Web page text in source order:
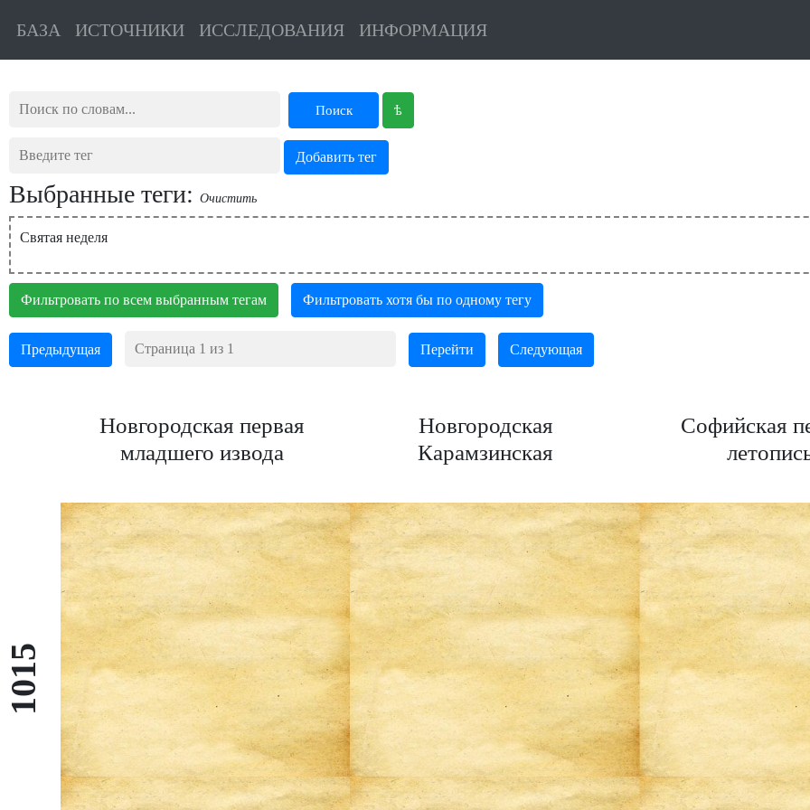
БАЗА ИСТОЧНИКИ ИССЛЕДОВАНИЯ ИНФОРМАЦИЯ
Поиск ѣ
Выбранные теги: Очистить
Святая неделя
Фильтровать по всем выбранным тегам Фильтровать хотя бы по одному тегу
Новгородская первая
младшего извода
Новгородская
Карамзинская
Софийская
1015